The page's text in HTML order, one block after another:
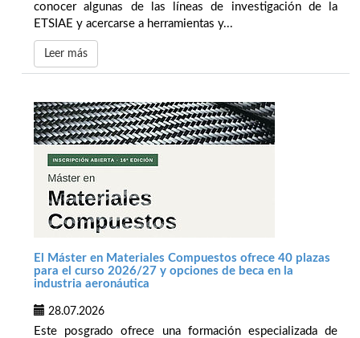
conocer algunas de las líneas de investigación de la
ETSIAE y acercarse a herramientas y...
Leer más
El Máster en Materiales Compuestos ofrece 40 plazas
para el curso 2026/27 y opciones de beca en la
industria aeronáutica
28.07.2026
Este posgrado ofrece una formación especializada de